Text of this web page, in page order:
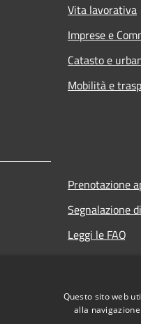
Vita lavorativa
Imprese e
Catasto e
Mobilità e
Prenotazione
Segnalazione
Leggi le FAQ
Questo sito web
alla